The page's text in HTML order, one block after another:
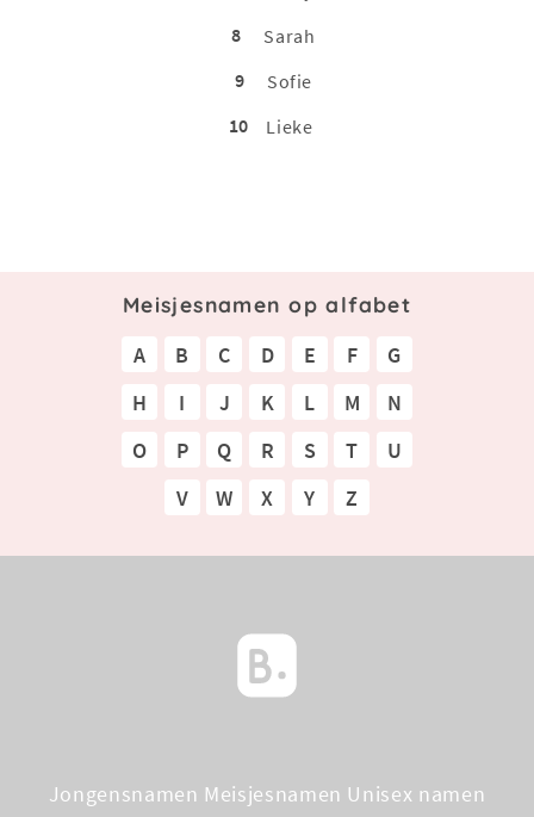
8
Sarah
9
Sofie
10
Lieke
Meisjesnamen op alfabet
A B C D E F
G
H
I J K L M
N
O
P Q R S T
U
V
W X Y Z
Jongensnamen Meisjesnamen Unisex namen